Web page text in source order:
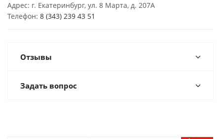
Адрес: г. Екатеринбург, ул. 8 Марта, д. 207А
Телефон: 8 (343) 239 43 51
Отзывы
Задать вопрос